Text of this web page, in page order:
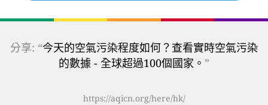
分享: “今天的空氣污染程度如何？查看實時空氣污染
的數據 - 全球超過100個國家。 ”
https://aqicn.org/here/hk/